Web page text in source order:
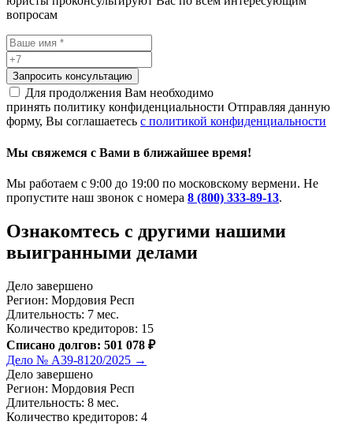
вопросам
Запросить консультацию
Для продолжения Вам необходимо
принять политику конфиденциальности Отправляя данную
форму, Вы соглашаетесь с политикой конфиденциальности
Мы свяжемся с Вами в ближайшее время!
Мы работаем с 9:00 до 19:00 по московскому вермени. Не
пропустите наш звонок с номера 8 (800) 333-89-13.
Ознакомтесь c другими нашими
выигранными делами
Дело завершено
Регион: Мордовия Респ
Длительность: 7 мес.
Количество кредиторов: 15
Списано долгов: 501 078 ₽
Дело № А39-8120/2025 →
Дело завершено
Регион: Мордовия Респ
Длительность: 8 мес.
Количество кредиторов: 4